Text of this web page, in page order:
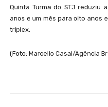
Quinta Turma do STJ reduziu
anos e um mês para oito anos
tríplex.
(Foto: Marcello Casal/Agência